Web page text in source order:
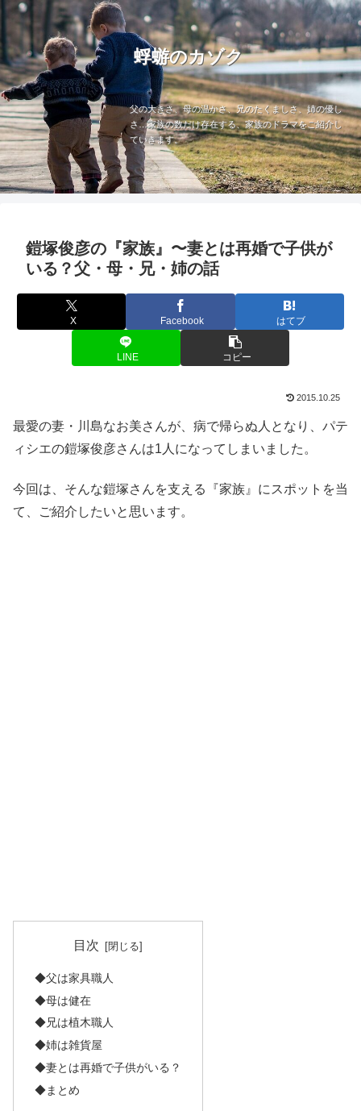
蜉蝣のカゾク
父の大きさ、母の温かさ、兄のたくましさ、姉の優し
さ…家族の数だけ存在する、家族のドラマをご紹介し
ていきます。
鎧塚俊彦の『家族』〜妻とは再婚で子供が
いる？父・母・兄・姉の話
X Facebook はてブ
LINE コピー
2015.10.25
最愛の妻・川島なお美さんが、病で帰らぬ人となり、パテ
ィシエの鎧塚俊彦さんは1人になってしまいました。
今回は、そんな鎧塚さんを支える『家族』にスポットを当
て、ご紹介したいと思います。
目次
◆父は家具職人
◆母は健在
◆兄は植木職人
◆姉は雑貨屋
◆妻とは再婚で子供がいる？
◆まとめ